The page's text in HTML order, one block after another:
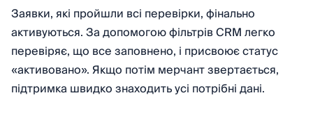
Заявки, які пройшли всі перевірки, фінально
активуються. За допомогою фільтрів CRM легко
перевіряє, що все заповнено, і присвоює статус
«активовано». Якщо потім мерчант звертається,
підтримка швидко знаходить усі потрібні дані.